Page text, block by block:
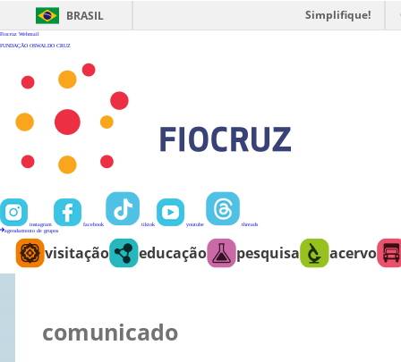
BRASIL Simplifique!
Fiocruz Webmail
FUNDAÇÃO OSWALDO CRUZ
instagram facebook tiktok youtube
threads
agendamento de grupos
visitação educação pesquisa acervo
comunicado